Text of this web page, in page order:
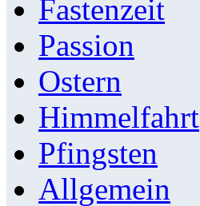
Fastenzeit
Passion
Ostern
Himmelfahrt
Pfingsten
Allgemein